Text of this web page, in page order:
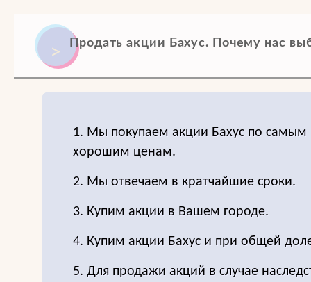
Продать акции Бахус. Почему нас
1. Мы покупаем акции Бахус по самым
хорошим ценам.
2. Мы отвечаем в кратчайшие сроки.
3. Купим акции в Вашем городе.
4. Купим акции Бахус и при общей
5. Для продажи акций в случае